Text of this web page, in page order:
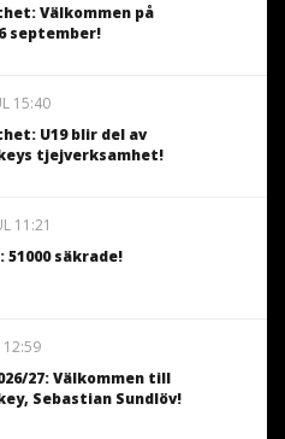
Välkommen på
september!
15:40
U19 blir del av
tjejverksamhet!
11:21
säkrade!
12:59
27: Välkommen till
Sebastian Sundlöv!